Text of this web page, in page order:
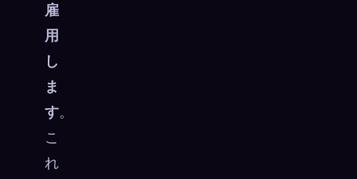
雇
用
し
ま
す。
こ
れ